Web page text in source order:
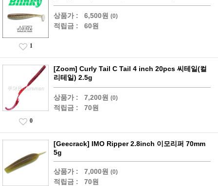
상품가 : 6,500원 (0)
적립금 : 60원
1
[Zoom] Curly Tail C Tail 4 inch 20pcs 씨테일(컬
리테일) 2.5g
상품가 : 7,200원 (0)
적립금 : 70원
0
[Geecrack] IMO Ripper 2.8inch 이모리퍼 70mm
5g
상품가 : 7,000원 (0)
적립금 : 70원